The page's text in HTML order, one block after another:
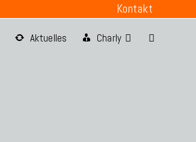
Kontakt
Aktuelles Charly Website-